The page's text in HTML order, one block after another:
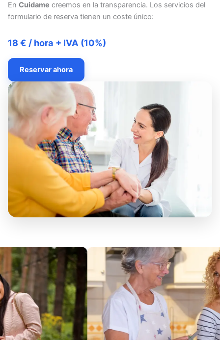
En Cuidame creemos en la transparencia. Los servicios del
formulario de reserva tienen un coste único:
18 € / hora + IVA (10%)
Reservar ahora